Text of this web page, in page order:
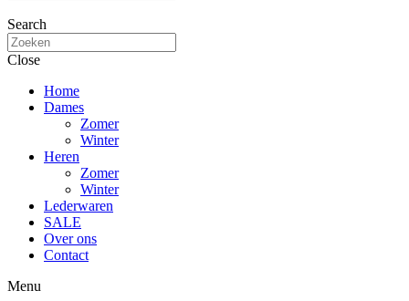
Search
Close
Home
Dames
Zomer
Winter
Heren
Zomer
Winter
Lederwaren
SALE
Over ons
Contact
Menu